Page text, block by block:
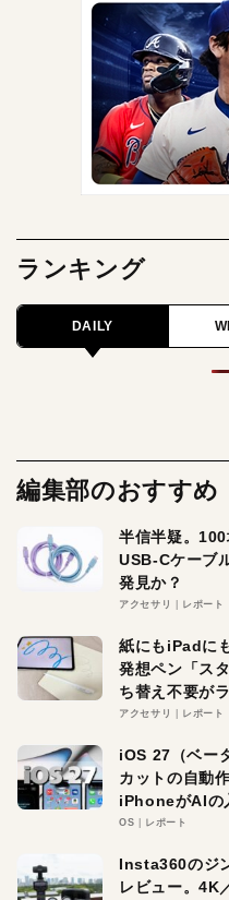
ランキング
DAILY
編集部のおすすめ
半信半疑。
USB-Cケーブ
発見か？
アクセサリ レポート
紙にもiPadに
発想ペン「ス
ち替え不要が
アクセサリ レポート
iOS 27（ベー
カットの自動
iPhoneがAIの
OS レポート
Insta360のジ
レビュー。4K